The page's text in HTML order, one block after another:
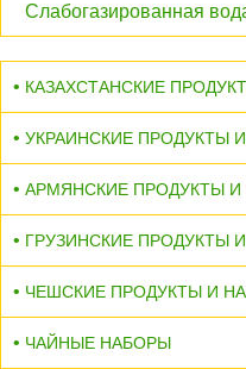
Слабогазированная
КАЗАХСТАНСКИЕ
УКРАИНСКИЕ ПРОДУКТЫ
АРМЯНСКИЕ ПРОДУКТЫ И
ГРУЗИНСКИЕ ПРОДУКТЫ
ЧЕШСКИЕ ПРОДУКТЫ И
ЧАЙНЫЕ НАБОРЫ